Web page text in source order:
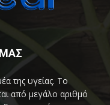
της υγείας. Το
από μεγάλο αριθμό